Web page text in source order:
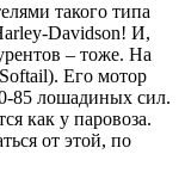
такого типа
Davidson! И,
– тоже. На
Его мотор
85 лошадиных сил.
как у паровоза.
от этой, по